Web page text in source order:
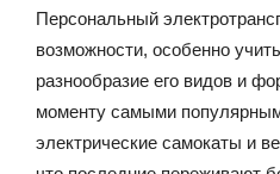
Персональный
возможности, особенно
разнообразие его видов и
моменту самыми
электрические самокаты и